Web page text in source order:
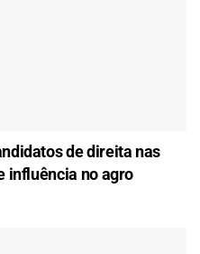
de direita nas
influência no agro